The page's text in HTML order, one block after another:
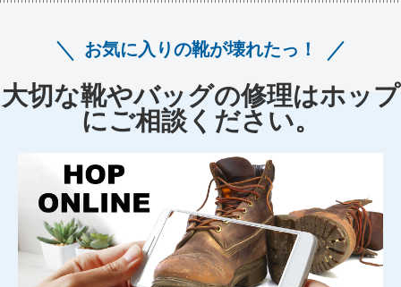
お気に入りの靴が壊れたっ！
大切な靴やバッグの修理はホップ
にご相談ください。